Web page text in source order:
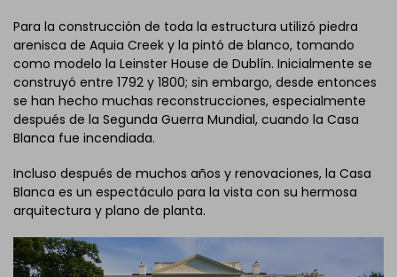
Para la construcción de toda la estructura utilizó piedra
arenisca de Aquia Creek y la pintó de blanco, tomando
como modelo la Leinster House de Dublín. Inicialmente se
construyó entre 1792 y 1800; sin embargo, desde entonces
se han hecho muchas reconstrucciones, especialmente
después de la Segunda Guerra Mundial, cuando la Casa
Blanca fue incendiada.
Incluso después de muchos años y renovaciones, la Casa
Blanca es un espectáculo para la vista con su hermosa
arquitectura y plano de planta.